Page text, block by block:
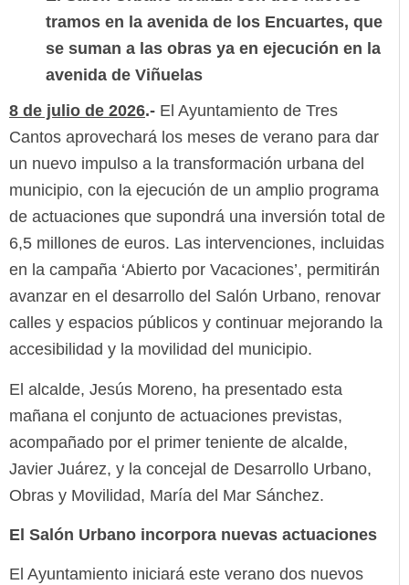
tramos en la avenida de los Encuartes, que
se suman a las obras ya en ejecución en la
avenida de Viñuelas
8 de julio de 2026.- El Ayuntamiento de Tres
Cantos aprovechará los meses de verano para dar
un nuevo impulso a la transformación urbana del
municipio, con la ejecución de un amplio programa
de actuaciones que supondrá una inversión total de
6,5 millones de euros. Las intervenciones, incluidas
en la campaña ‘Abierto por Vacaciones’, permitirán
avanzar en el desarrollo del Salón Urbano, renovar
calles y espacios públicos y continuar mejorando la
accesibilidad y la movilidad del municipio.
El alcalde, Jesús Moreno, ha presentado esta
mañana el conjunto de actuaciones previstas,
acompañado por el primer teniente de alcalde,
Javier Juárez, y la concejal de Desarrollo Urbano,
Obras y Movilidad, María del Mar Sánchez.
El Salón Urbano incorpora nuevas actuaciones
El Ayuntamiento iniciará este verano dos nuevos